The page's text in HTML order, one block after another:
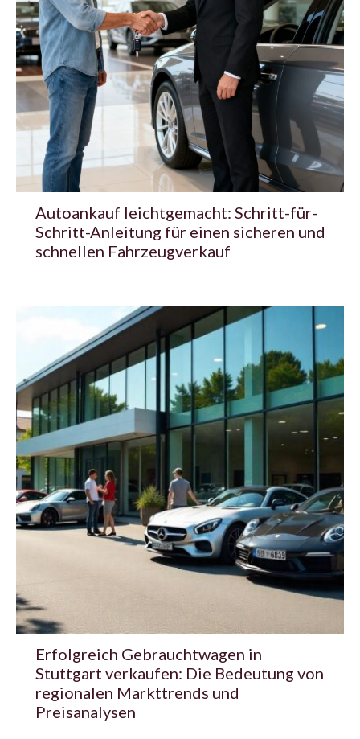
Autoankauf leichtgemacht: Schritt-für-
Schritt-Anleitung für einen sicheren und
schnellen Fahrzeugverkauf
Erfolgreich Gebrauchtwagen in
Stuttgart verkaufen: Die Bedeutung von
regionalen Markttrends und
Preisanalysen